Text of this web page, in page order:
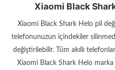
Xiaomi Black
Xiaomi Black Shark Helo pil
telefonunuzun içindekiler
değiştirilebilir. Tüm akıllı
Xiaomi Black Shark Helo